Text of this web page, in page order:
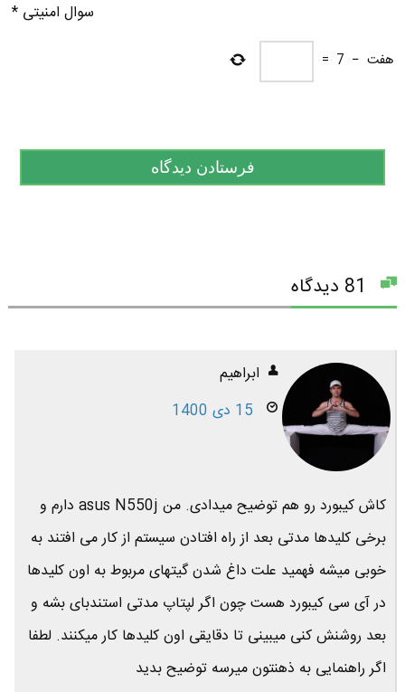
سوال امنیتی *
هفت −
7
=
ابراهیم
15 دی 1400
کاش کیبورد رو هم توضیح میدادی. من asus N550j دارم و
برخی کلیدها مدتی بعد از راه افتادن سیستم از کار می افتند به
خوبی میشه فهمید علت داغ شدن گیتهای مربوط به اون کلیدها
در آی سی کیبورد هست چون اگر لپتاپ مدتی استندبای بشه و
بعد روشنش کنی میبینی تا دقایقی اون کلیدها کار میکنند. لطفا
اگر راهنمایی به ذهنتون میرسه توضیح بدید